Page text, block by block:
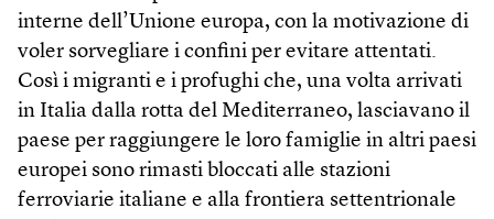
interne dell’Unione europa, con la motivazione di
voler sorvegliare i confini per evitare attentati.
Così i migranti e i profughi che, una volta arrivati
in Italia dalla rotta del Mediterraneo, lasciavano il
paese per raggiungere le loro famiglie in altri paesi
europei sono rimasti bloccati alle stazioni
ferroviarie italiane e alla frontiera settentrionale